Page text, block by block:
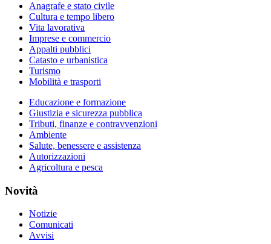
Anagrafe e stato civile
Cultura e tempo libero
Vita lavorativa
Imprese e commercio
Appalti pubblici
Catasto e urbanistica
Turismo
Mobilità e trasporti
Educazione e formazione
Giustizia e sicurezza pubblica
Tributi, finanze e contravvenzioni
Ambiente
Salute, benessere e assistenza
Autorizzazioni
Agricoltura e pesca
Novità
Notizie
Comunicati
Avvisi